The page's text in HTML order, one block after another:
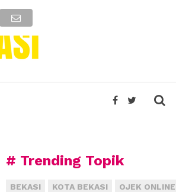
# Trending Topik
BEKASI KOTA BEKASI
OJEK ONLINE